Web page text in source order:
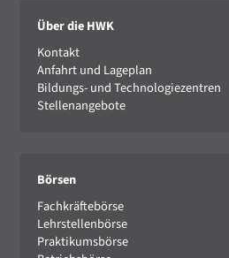
Über die HWK
Kontakt
Anfahrt und Lageplan
Bildungs- und Technologiezentren
Stellenangebote
Börsen
Fachkräftebörse
Lehrstellenbörse
Praktikumsbörse